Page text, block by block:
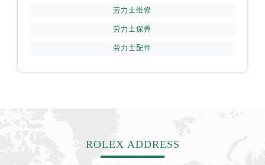
福建省三明市三元区东乾二路售后服务中心（需提前预约）
劳力士维修
劳力士保养
劳力士配件
ROLEX ADDRESS